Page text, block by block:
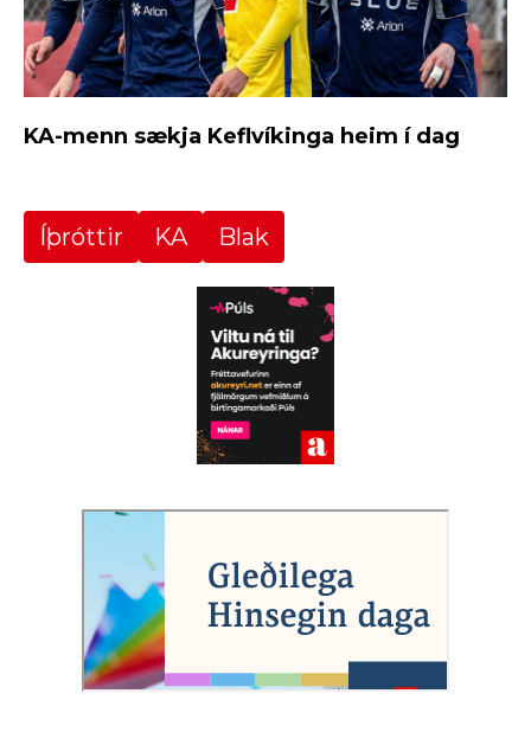
KA-menn sækja Keflvíkinga heim í dag
Íþróttir KA Blak